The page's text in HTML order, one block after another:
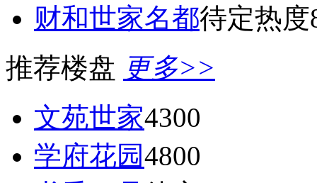
财和世家名都待定热度
推荐楼盘 更多>>
文苑世家4300
学府花园4800